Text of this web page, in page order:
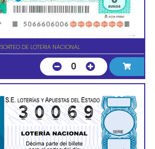
SORTEO DE LOTERIA NACIONAL
0